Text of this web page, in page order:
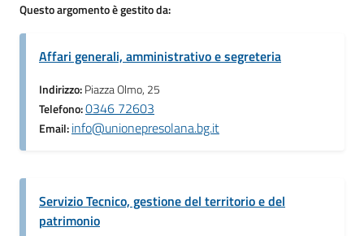
Questo argomento è gestito da:
Affari generali, amministrativo e segreteria
Indirizzo:Piazza Olmo, 25
Telefono:0346 72603
Email:info@unionepresolana.bg.it
Servizio Tecnico, gestione del territorio e del
patrimonio